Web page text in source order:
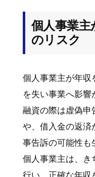
個人事業
のリスク
個人事業主が年収
を失い事業へ影響
融資の際は虚偽申
や、借入金の返済
事告訴の可能性も
個人事業主は、き